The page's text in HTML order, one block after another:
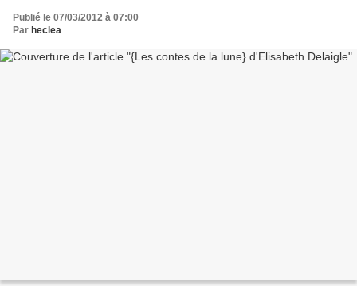
Publié le 07/03/2012 à 07:00
Par heclea